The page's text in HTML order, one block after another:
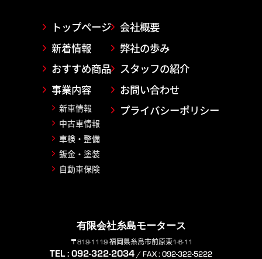
トップページ
新着情報
おすすめ商品
事業内容
新車情報
中古車情報
車検・整備
鈑金・塗装
自動車保険
会社概要
弊社の歩み
スタッフの紹介
お問い合わせ
プライバシーポリシー
有限会社糸島モータース
〒819-1119 福岡県糸島市前原東1-6-11
TEL : 092-322-2034 / FAX : 092-322-5222